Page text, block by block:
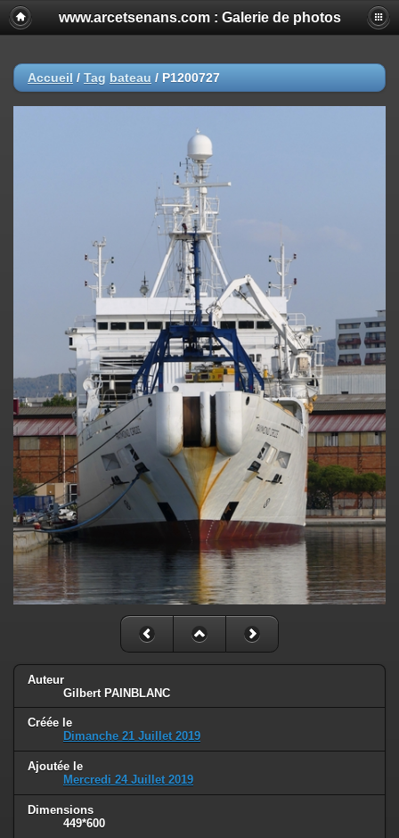
www.arcetsenans.com : Galerie de photos
Accueil / Tag bateau / P1200727
Auteur
Gilbert PAINBLANC
Créée le
Dimanche 21 Juillet 2019
Ajoutée le
Mercredi 24 Juillet 2019
Dimensions
449*600